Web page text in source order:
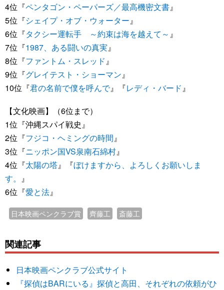
4位『ペンタゴン・ペーパーズ／最高機密文書』
5位『シェイプ・オブ・ウォーター 』
6位『タクシー運転手 ～約束は海を越えて～ 』
7位『1987、ある闘いの真実 』
8位『ファントム・スレッド 』
9位『グレイテスト・ショーマン 』
10位『君の名前で僕を呼んで』『レディ・バード 』
【文化映画】（6位まで）
1位『沖縄スパイ戦史』
2位『フジコ・ヘミングの時間』
3位『ニッポン国VS泉南石綿村』
4位『太陽の塔』『ぼけますから、よろしくお願いしま
す。 』
6位『愛と法』
日本映画ペンクラブ賞 齊藤工 斎藤工
関連記事
日本映画ペンクラブ公式サイト
『探偵はBARにいる』探偵と高田、それぞれの依頼がひ